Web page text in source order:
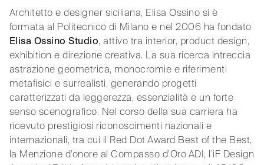
Architetto e designer siciliana, Elisa Ossino si è
formata al Politecnico di Milano e nel 2006 ha fondato
Elisa Ossino Studio, attivo tra interior, product design,
exhibition e direzione creativa. La sua ricerca intreccia
astrazione geometrica, monocromie e riferimenti
metafisici e surrealisti, generando progetti
caratterizzati da leggerezza, essenzialità e un forte
senso scenografico. Nel corso della sua carriera ha
ricevuto prestigiosi riconoscimenti nazionali e
internazionali, tra cui il Red Dot Award Best of the Best,
la Menzione d’onore al Compasso d’Oro ADI, l’iF Design